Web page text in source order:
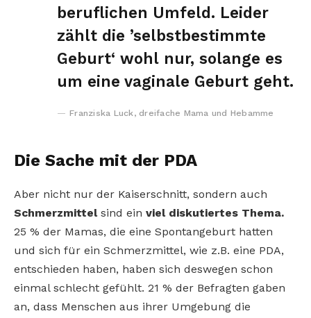
beruflichen Umfeld. Leider
zählt die ’selbstbestimmte
Geburt‘ wohl nur, solange es
um eine vaginale Geburt geht.
Franziska Luck, dreifache Mama und Hebamme
Die Sache mit der PDA
Aber nicht nur der Kaiserschnitt, sondern auch
Schmerzmittelsind ein viel diskutiertes Thema.
25 % der Mamas, die eine Spontangeburt hatten
und sich für ein Schmerzmittel, wie z.B. eine PDA,
entschieden haben, haben sich deswegen schon
einmal schlecht gefühlt. 21 % der Befragten gaben
an, dass Menschen aus ihrer Umgebung die